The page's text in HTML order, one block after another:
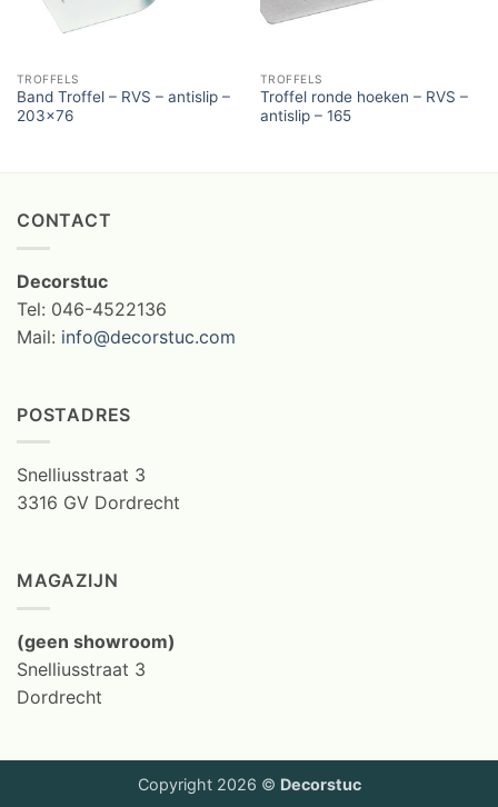
TROFFELS
Band Troffel – RVS – antislip –
203×76
TROFFELS
Troffel ronde hoeken – RVS –
antislip – 165
CONTACT
Decorstuc
Tel: 046-4522136
Mail: info@decorstuc.com
POSTADRES
Snelliusstraat 3
3316 GV Dordrecht
MAGAZIJN
(geen showroom)
Snelliusstraat 3
Dordrecht
Copyright 2026 © Decorstuc